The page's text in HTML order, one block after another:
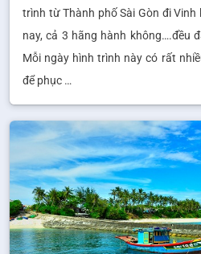
trình từ Thành phố Sài Gòn đi
nay, cả 3 hãng hành không….đều
Mỗi ngày hình trình này có rất
để phục …